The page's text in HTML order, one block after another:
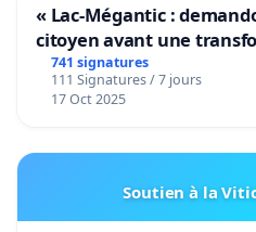
« Lac-Mégantic :
citoyen avant une
de notre territoire »
741 signatures
111 Signatures / 7 jours
17 Oct 2025
Soutien à la